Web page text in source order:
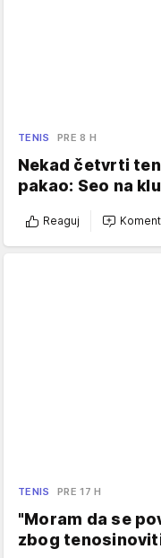
TENIS PRE 8 H
Nekad četvrti
pakao: Seo na
Reaguj
TENIS PRE 17 H
"Moram da se
zbog